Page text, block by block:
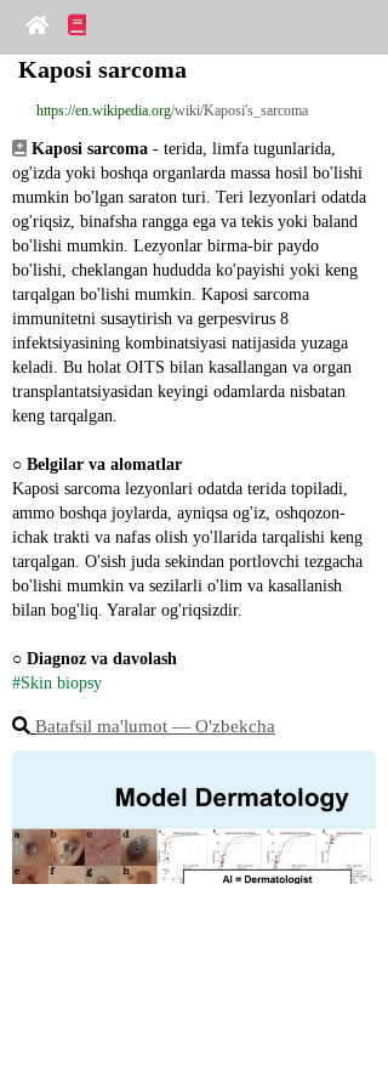
Kaposi sarcoma
https://en.wikipedia.org/wiki/Kaposi's_sarcoma
Kaposi sarcoma - terida, limfa tugunlarida,
og'izda yoki boshqa organlarda massa hosil bo'lishi
mumkin bo'lgan saraton turi. Teri lezyonlari odatda
og'riqsiz, binafsha rangga ega va tekis yoki baland
bo'lishi mumkin. Lezyonlar birma-bir paydo
bo'lishi, cheklangan hududda ko'payishi yoki keng
tarqalgan bo'lishi mumkin. Kaposi sarcoma
immunitetni susaytirish va gerpesvirus 8
infektsiyasining kombinatsiyasi natijasida yuzaga
keladi. Bu holat OITS bilan kasallangan va organ
transplantatsiyasidan keyingi odamlarda nisbatan
keng tarqalgan.
○ Belgilar va alomatlar
Kaposi sarcoma lezyonlari odatda terida topiladi,
ammo boshqa joylarda, ayniqsa og'iz, oshqozon-
ichak trakti va nafas olish yo'llarida tarqalishi keng
tarqalgan. O'sish juda sekindan portlovchi tezgacha
bo'lishi mumkin va sezilarli o'lim va kasallanish
bilan bog'liq. Yaralar og'riqsizdir.
○ Diagnoz va davolash
#Skin biopsy
Batafsil ma'lumot ― O'zbekcha